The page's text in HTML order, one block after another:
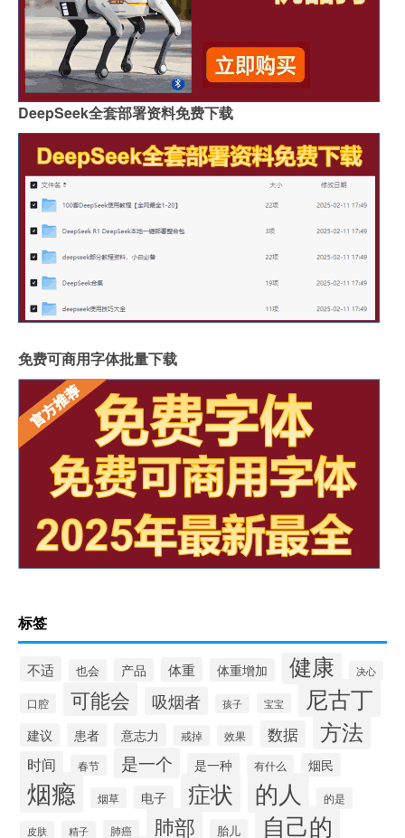
DeepSeek全套部署资料免费下载
免费可商用字体批量下载
标签
不适 也会 产品 体重 体重增加 健康 决心
口腔 可能会 吸烟者 孩子 宝宝 尼古丁
建议 患者 意志力 戒掉 效果 数据 方法
时间 春节 是一个 是一种 有什么 烟民
烟瘾 烟草 电子 症状 的人 的是
皮肤 精子 肺癌 肺部 胎儿 自己的